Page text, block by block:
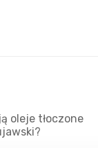
oleje tłoczone